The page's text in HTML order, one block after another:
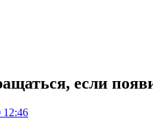
если
12:46